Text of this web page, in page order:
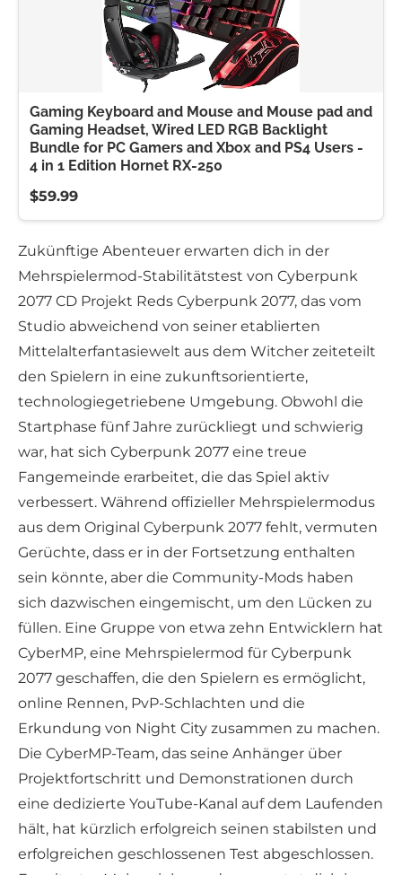
Gaming Keyboard and Mouse and Mouse pad and
Gaming Headset, Wired LED RGB Backlight
Bundle for PC Gamers and Xbox and PS4 Users -
4 in 1 Edition Hornet RX-250
$59.99
Zukünftige Abenteuer erwarten dich in der
Mehrspielermod-Stabilitätstest von Cyberpunk
2077 CD Projekt Reds Cyberpunk 2077, das vom
Studio abweichend von seiner etablierten
Mittelalterfantasiewelt aus dem Witcher zeiteteilt
den Spielern in eine zukunftsorientierte,
technologiegetriebene Umgebung. Obwohl die
Startphase fünf Jahre zurückliegt und schwierig
war, hat sich Cyberpunk 2077 eine treue
Fangemeinde erarbeitet, die das Spiel aktiv
verbessert. Während offizieller Mehrspielermodus
aus dem Original Cyberpunk 2077 fehlt, vermuten
Gerüchte, dass er in der Fortsetzung enthalten
sein könnte, aber die Community-Mods haben
sich dazwischen eingemischt, um den Lücken zu
füllen. Eine Gruppe von etwa zehn Entwicklern hat
CyberMP, eine Mehrspielermod für Cyberpunk
2077 geschaffen, die den Spielern es ermöglicht,
online Rennen, PvP-Schlachten und die
Erkundung von Night City zusammen zu machen.
Die CyberMP-Team, das seine Anhänger über
Projektfortschritt und Demonstrationen durch
eine dedizierte YouTube-Kanal auf dem Laufenden
hält, hat kürzlich erfolgreich seinen stabilsten und
erfolgreichen geschlossenen Test abgeschlossen.